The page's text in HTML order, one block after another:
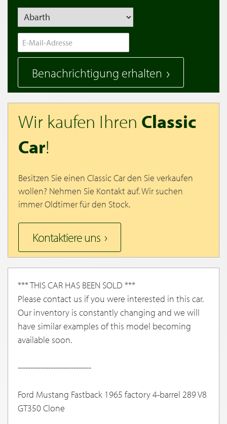
Benachrichtigung erhalten
Wir kaufen Ihren Classic
Car!
Besitzen Sie einen Classic Car den Sie verkaufen
wollen? Nehmen Sie Kontakt auf. Wir suchen
immer Oldtimer für den Stock.
Kontaktiere uns
*** THIS CAR HAS BEEN SOLD ***
Please contact us if you were interested in this car.
Our inventory is constantly changing and we will
have similar examples of this model becoming
available soon.
-----------------------------
Ford Mustang Fastback 1965 factory 4-barrel 289 V8
GT350 Clone